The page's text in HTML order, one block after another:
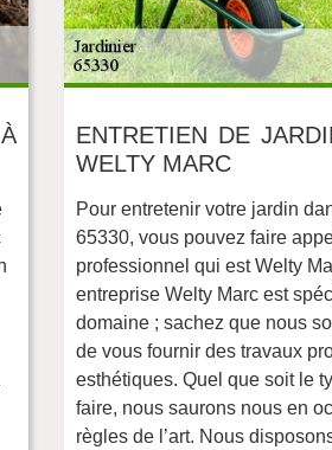
ENTRETIEN DE
WELTY MARC
Pour entretenir votre jardin
65330, vous pouvez faire
professionnel qui est Welty
entreprise Welty Marc est
domaine ; sachez que nous
de vous fournir des travaux
esthétiques. Quel que soit le
faire, nous saurons nous en
règles de l’art. Nous